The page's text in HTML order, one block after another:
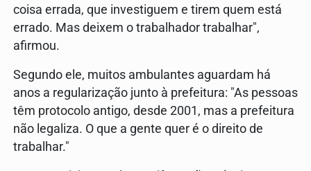
coisa errada, que investiguem e tirem quem está
errado. Mas deixem o trabalhador trabalhar",
afirmou.
Segundo ele, muitos ambulantes aguardam há
anos a regularização junto à prefeitura: "As pessoas
têm protocolo antigo, desde 2001, mas a prefeitura
não legaliza. O que a gente quer é o direito de
trabalhar."